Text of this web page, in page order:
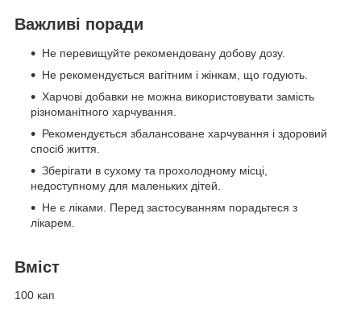
Важливі поради
Не перевищуйте рекомендовану добову дозу.
Не рекомендується вагітним і жінкам, що годують.
Харчові добавки не можна використовувати замість
різноманітного харчування.
Рекомендується збалансоване харчування і здоровий
спосіб життя.
Зберігати в сухому та прохолодному місці,
недоступному для маленьких дітей.
Не є ліками. Перед застосуванням порадьтеся з
лікарем.
Вміст
100 кап